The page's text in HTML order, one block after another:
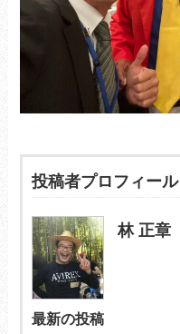
投稿者プロフィール
林 正章
最新の投稿